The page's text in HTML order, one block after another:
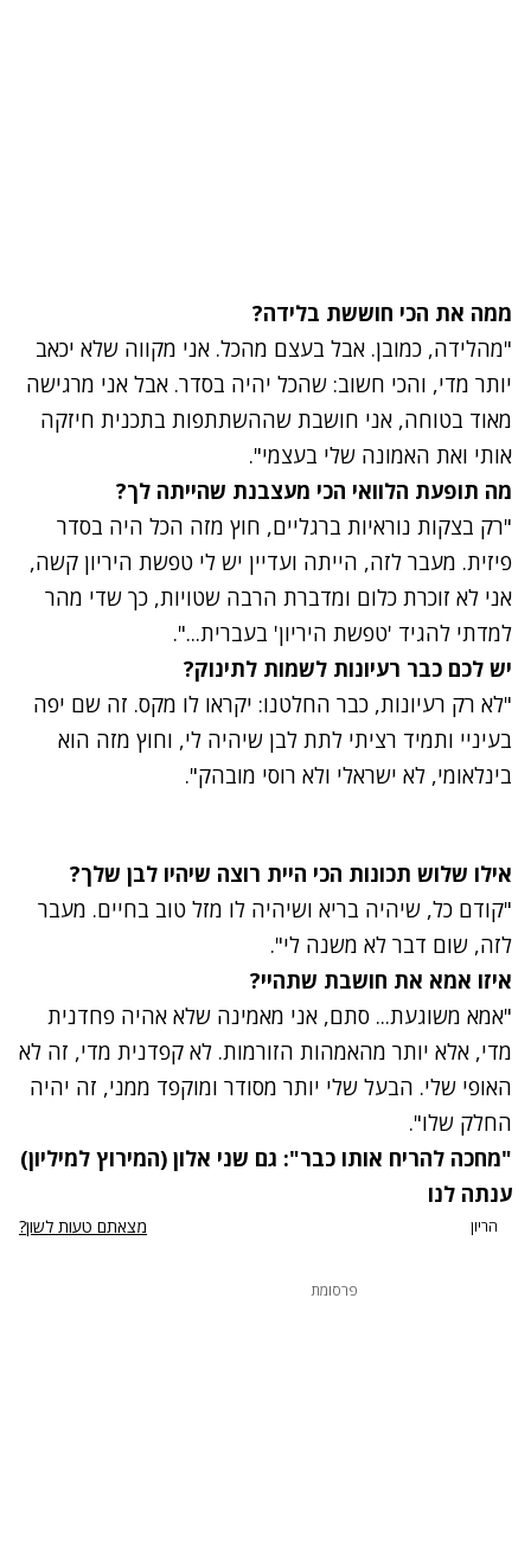
ממה את הכי חוששת בלידה?
"מהלידה, כמובן. אבל בעצם מהכל. אני מקווה שלא יכאב
יותר מדי, והכי חשוב: שהכל יהיה בסדר. אבל אני מרגישה
מאוד בטוחה, אני חושבת שההשתתפות בתכנית חיזקה
אותי ואת האמונה שלי בעצמי".
מה תופעת הלוואי הכי מעצבנת שהייתה לך?
"רק בצקות נוראיות ברגליים, חוץ מזה הכל היה בסדר
פיזית. מעבר לזה, הייתה ועדיין יש לי טפשת היריון קשה,
אני לא זוכרת כלום ומדברת הרבה שטויות, כך שדי מהר
למדתי להגיד 'טפשת היריון' בעברית...".
יש לכם כבר רעיונות לשמות לתינוק?
"לא רק רעיונות, כבר החלטנו: יקראו לו מקס. זה שם יפה
בעיניי ותמיד רציתי לתת לבן שיהיה לי, וחוץ מזה הוא
בינלאומי, לא ישראלי ולא רוסי מובהק".
אילו שלוש תכונות הכי היית רוצה שיהיו לבן שלך?
"קודם כל, שיהיה בריא ושיהיה לו מזל טוב בחיים. מעבר
לזה, שום דבר לא משנה לי".
איזו אמא את חושבת שתהיי?
"אמא משוגעת... סתם, אני מאמינה שלא אהיה פחדנית
מדי, אלא יותר מהאמהות הזורמות. לא קפדנית מדי, זה לא
האופי שלי. הבעל שלי יותר מסודר ומוקפד ממני, זה יהיה
החלק שלו".
"מחכה להריח אותו כבר": גם שני אלון (המירוץ למיליון)
ענתה לנו
הריון מצאתם טעות לשון?
פרסומת